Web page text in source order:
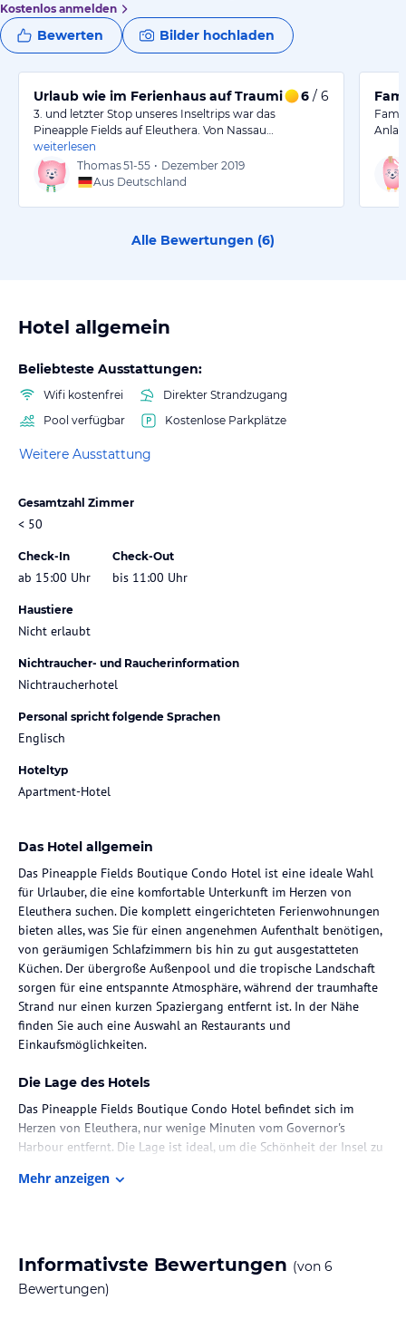
Kostenlos anmelden
Bewerten Bilder hochladen
Urlaub wie im Ferienhaus auf Trauminsel
6 / 6
3. und letzter Stop unseres Inseltrips war das
Pineapple Fields auf Eleuthera. Von Nassau…
weiterlesen
Thomas51-55 • Dezember 2019
Aus Deutschland
Alle Bewertungen (6)
Hotel allgemein
Beliebteste Ausstattungen:
Wifi kostenfrei
Direkter Strandzugang
Pool verfügbar
Kostenlose Parkplätze
Weitere Ausstattung
Gesamtzahl Zimmer
< 50
Check-In
ab 15:00 Uhr
Check-Out
bis 11:00 Uhr
Haustiere
Nicht erlaubt
Nichtraucher- und Raucherinformation
Nichtraucherhotel
Personal spricht folgende Sprachen
Englisch
Hoteltyp
Apartment-Hotel
Das Hotel allgemein
Das Pineapple Fields Boutique Condo Hotel ist eine ideale Wahl
für Urlauber, die eine komfortable Unterkunft im Herzen von
Eleuthera suchen. Die komplett eingerichteten Ferienwohnungen
bieten alles, was Sie für einen angenehmen Aufenthalt benötigen,
von geräumigen Schlafzimmern bis hin zu gut ausgestatteten
Küchen. Der übergroße Außenpool und die tropische Landschaft
sorgen für eine entspannte Atmosphäre, während der traumhafte
Strand nur einen kurzen Spaziergang entfernt ist. In der Nähe
finden Sie auch eine Auswahl an Restaurants und
Einkaufsmöglichkeiten.
Die Lage des Hotels
Das Pineapple Fields Boutique Condo Hotel befindet sich im
Herzen von Eleuthera, nur wenige Minuten vom Governor's
Harbour entfernt. Die Lage ist ideal, um die Schönheit der Insel zu
Der atemberaubende Strand ist nur eine Gehminute entfernt und
Einkaufsmöglichkeiten erreichen Sie bequem in wenigen
Fahrminuten.
Mehr anzeigen
Informativste Bewertungen (von 6
Bewertungen)